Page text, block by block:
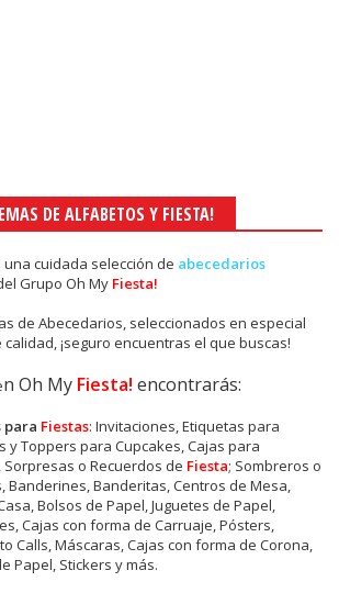
DE ALFABETOS Y FIESTA!
una cuidada selección de abecedarios
Grupo Oh My Fiesta!
de Abecedarios, seleccionados en especial
¡seguro encuentras el que buscas!
n Oh My Fiesta! encontrarás:
para Fiestas: Invitaciones, Etiquetas para
y Toppers para Cupcakes, Cajas para
o Recuerdos de Fiesta; Sombreros o
Banderines, Banderitas, Centros de Mesa,
Bolsos de Papel, Juguetes de Papel,
Cajas con forma de Carruaje, Pósters,
Calls, Máscaras, Cajas con forma de Corona,
Papel, Stickers y más.